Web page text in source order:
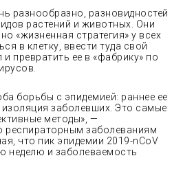
разнообразно, разновидностей
растений и животных. Они
«жизненная стратегия» у всех
в клетку, ввести туда свой
и превратить ее в «фабрику» по
борьбы с эпидемией: раннее ее
заболевших. Это самые
методы», —
респираторным заболеваниям
что пик эпидемии 2019-nCoV
неделю и заболеваемость